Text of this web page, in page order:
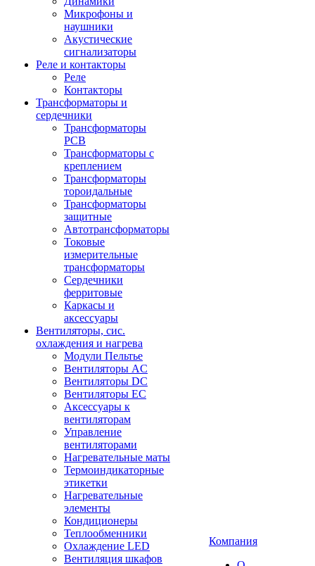
Микрофоны и
наушники
Акустические
сигнализаторы
Реле и контакторы
Реле
Контакторы
Трансформаторы и
сердечники
Трансформаторы
PCB
Трансформаторы с
креплением
Трансформаторы
тороидальные
Трансформаторы
защитные
Автотрансформаторы
Токовые
измерительные
трансформаторы
Сердечники
ферритовые
Каркасы и
аксессуары
Вентиляторы, сис.
охлаждения и нагрева
Модули Пельтье
Вентиляторы AC
Вентиляторы DC
Вентиляторы EC
Аксессуары к
вентиляторам
Управление
вентиляторами
Нагревательные маты
Термоиндикаторные
этикетки
Нагревательные
элементы
Кондиционеры
Теплообменники
Охлаждение LED
Вентиляция шкафов
Компания